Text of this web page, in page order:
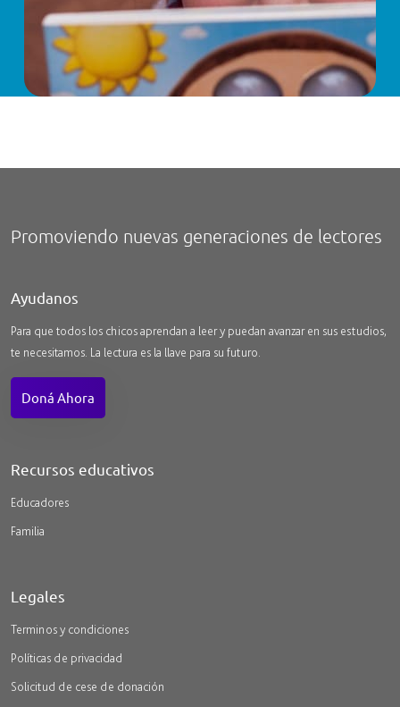
Promoviendo nuevas generaciones de lectores
Ayudanos
Para que todos los chicos aprendan a leer y puedan avanzar en sus estudios,
te necesitamos. La lectura es la llave para su futuro.
Doná Ahora
Recursos educativos
Educadores
Familia
Legales
Terminos y condiciones
Políticas de privacidad
Solicitud de cese de donación